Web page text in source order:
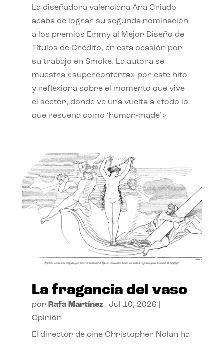
La diseñadora valenciana Ana Criado
acaba de lograr su segunda nominación
a los premios Emmy al Mejor Diseño de
Títulos de Crédito, en esta ocasión por
su trabajo en Smoke. La autora se
muestra «supercontenta» por este hito
y reflexiona sobre el momento que vive
el sector, donde ve una vuelta a «todo lo
que resuena como ‘human-made’»
La fragancia del vaso
por Rafa Martínez| Jul 10, 2026
Opinión
El director de cine Christopher Nolan ha